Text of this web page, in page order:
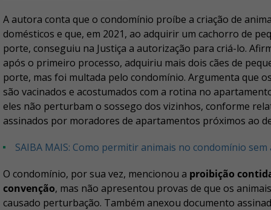
A autora conta que o condomínio proíbe a criação de
domésticos e que, em 2021, ao adquirir um cachorro de
porte, conseguiu na Justiça a autorização para criá-lo.
após o primeiro processo, adquiriu mais dois cães de
porte, mas foi multada pelo condomínio. Argumenta que
são vacinados e acostumados com a rotina no
eles não perturbam o sossego dos vizinhos, conforme
assinados por moradores de apartamentos próximos ao
SAIBA MAIS: Como permitir animais no condomínio
O condomínio, por sua vez, mencionou a proibição
convenção, mas não apresentou provas de que os
causado perturbação. Também anexou documento